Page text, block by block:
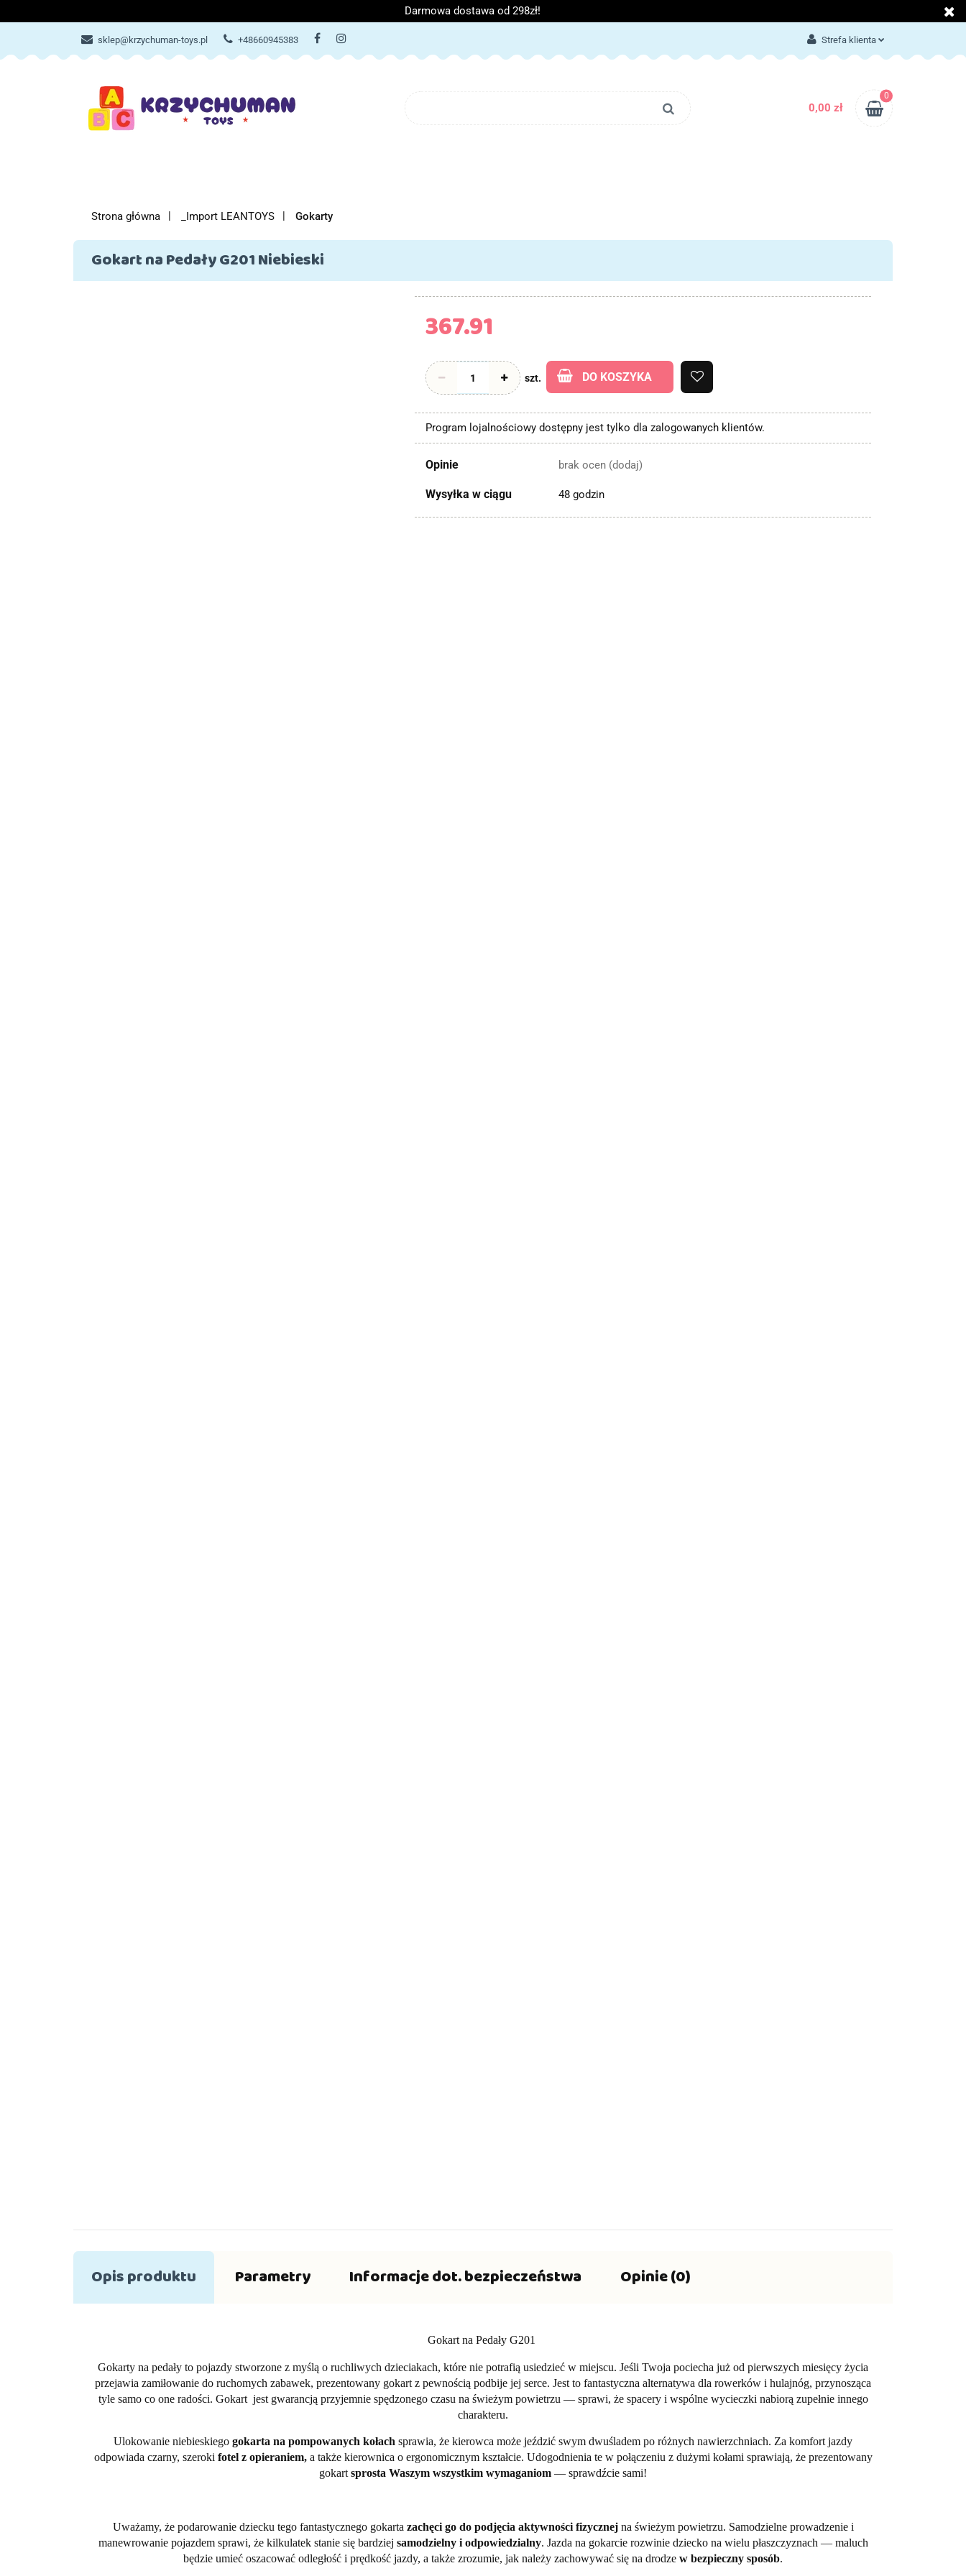
Darmowa dostawa od 298zł!
sklep@krzychuman-toys.pl +48660945383 Strefa klienta
Załóż konto
Dodaj zgłoszenie
0,00 zł
0
ZABAWKI AKCESORIA DZIECIĘCE ARTYKUŁY SZKOLNE O NAS BLOG KONTAKT
Strona główna _Import LEANTOYS Gokarty
Gokart na Pedały G201 Niebieski
367.91
szt. DO KOSZYKA
Program lojalnościowy dostępny jest tylko dla zalogowanych klientów.
Opinie brak ocen (dodaj)
Wysyłka w ciągu 48 godzin
Opis produktu Parametry Informacje dot. bezpieczeństwa Opinie (0)
Gokart na Pedały G201
Gokarty na pedały to pojazdy stworzone z myślą o ruchliwych dzieciakach, które nie potrafią usiedzieć w miejscu. Jeśli Twoja pociecha już od pierwszych miesięcy życia
przejawia zamiłowanie do ruchomych zabawek, prezentowany gokart z pewnością podbije jej serce. Jest to fantastyczna alternatywa dla rowerków i hulajnóg, przynosząca
tyle samo co one radości. Gokart jest gwarancją przyjemnie spędzonego czasu na świeżym powietrzu — sprawi, że spacery i wspólne wycieczki nabiorą zupełnie innego
charakteru.
Ulokowanie niebieskiego gokarta na pompowanych kołach sprawia, że kierowca może jeździć swym dwuśladem po różnych nawierzchniach. Za komfort jazdy
odpowiada czarny, szeroki fotel z opieraniem,a także kierownica o ergonomicznym kształcie. Udogodnienia te w połączeniu z dużymi kołami sprawiają, że prezentowany
gokart sprosta Waszym wszystkim wymaganiom — sprawdźcie sami!
Uważamy, że podarowanie dziecku tego fantastycznego gokarta zachęci go do podjęcia aktywności fizycznejna świeżym powietrzu. Samodzielne prowadzenie i
manewrowanie pojazdem sprawi, że kilkulatek stanie się bardziej samodzielny i odpowiedzialny. Jazda na gokarcie rozwinie dziecko na wielu płaszczyznach — maluch
będzie umieć oszacować odległość i prędkość jazdy, a także zrozumie, jak należy zachowywać się na drodze w bezpieczny sposób.